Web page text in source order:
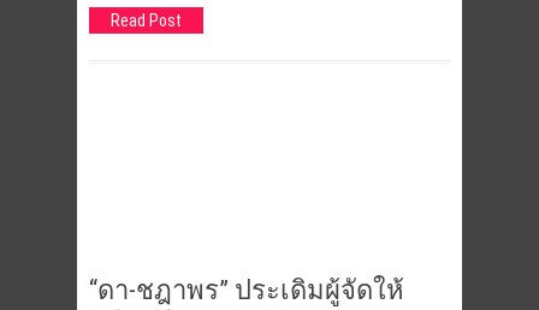
Read Post
“ดา-ชฎาพร” ประเดิมผู้จัดให้